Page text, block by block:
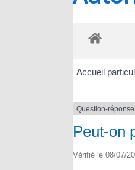
Accueil
Question-réponse
Peut-on
Vérifié le 08/07/